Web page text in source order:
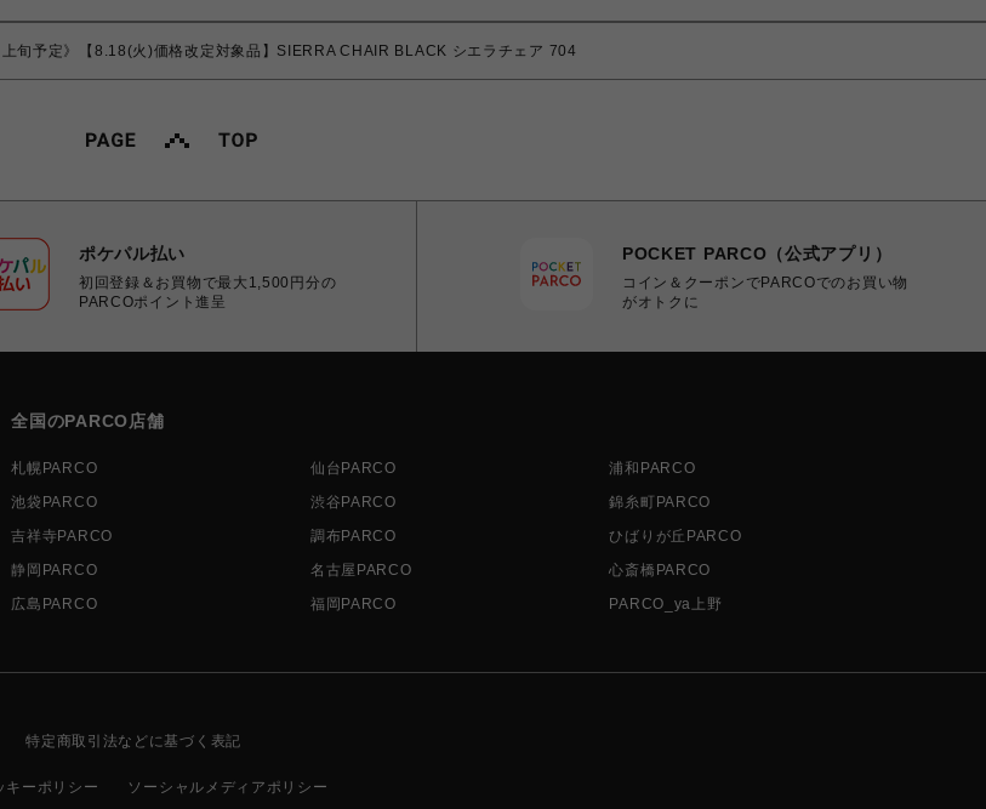
上旬予定》【8.18(火)価格改定対象品】SIERRA CHAIR BLACK シエラチェア 704
ポケパル払い
初回登録＆お買物で最大1,500円分の
PARCOポイント進呈
POCKET PARCO（公式アプリ）
コイン＆クーポンでPARCOでのお買い物
がオトクに
全国のPARCO店舗
札幌PARCO 仙台PARCO
浦和PARCO
池袋PARCO
渋谷PARCO
錦糸町PARCO
吉祥寺PARCO
調布PARCO
ひばりが丘PARCO
静岡PARCO
名古屋PARCO
心斎橋PARCO
広島PARCO
福岡PARCO PARCO_ya上野
特定商取引法などに基づく表記
キーポリシー ソーシャルメディアポリシー